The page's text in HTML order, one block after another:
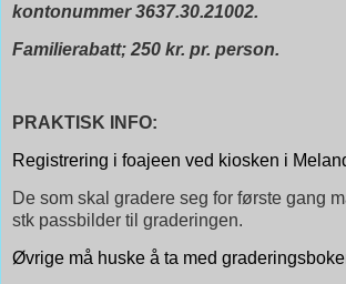
kontonummer 3637.30.21002.
Familierabatt; 250 kr. pr. person.
PRAKTISK INFO:
Registrering i foajeen ved kiosken i
De som skal gradere seg for første gang
stk passbilder til graderingen.
Øvrige må huske å ta med